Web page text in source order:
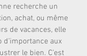
recherche un
achat, ou même
de vacances, elle
d’importance aux
le bien. C’est